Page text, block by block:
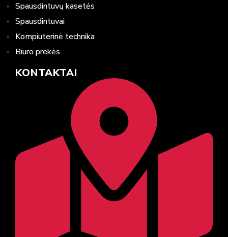
Spausdintuvų kasetės
Spausdintuvai
Kompiuterinė technika
Biuro prekės
KONTAKTAI